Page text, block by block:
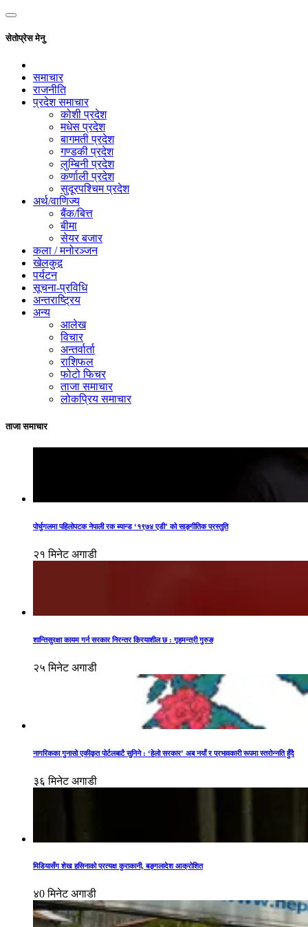
सेतोप्रेस मेनु
समाचार
राजनीति
प्रदेश समाचार
कोशी प्रदेश
मधेस प्रदेश
बागमती प्रदेश
गण्डकी प्रदेश
लुम्बिनी प्रदेश
कर्णाली प्रदेश
सुदूरपश्चिम प्रदेश
अर्थ/वाणिज्य
बैंक/बित्त
बीमा
सेयर बजार
कला / मनोरञ्जन
खेलकुद़़
पर्यटन
सूचना-प्रविधि
अन्तराष्ट्रिय
अन्य
आलेख
विचार
अन्तर्वार्ता
राशिफल
फोटो फिचर
ताजा समाचार
लोकप्रिय समाचार
ताजा समाचार
पोर्चुगलमा पहिलोपटक नेपाली रक ब्यान्ड ‘१९७४ एडी’ को साङ्गीतिक प्रस्तुति
२१ मिनेट अगाडी
शान्तिसुरक्षा कायम गर्न सरकार निरन्तर क्रियाशील छ : गृहमन्त्री गुरुङ
२५ मिनेट अगाडी
नागरिकका गुनासो एकीकृत पोर्टलबाटै सुनिने : ‘हेलो सरकार’ अब नयाँ र प्रभावकारी रूपमा स्तरोन्नति हुँदै
३६ मिनेट अगाडी
मिडियासँग शेख हसिनाको प्रत्यक्ष कुराकानी, बङ्गलादेश आक्रोशित
४0 मिनेट अगाडी